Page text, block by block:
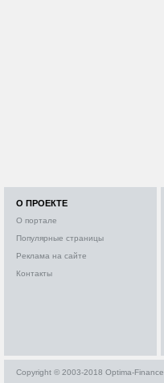
О ПРОЕКТЕ
О портале
Популярные страницы
Реклама на сайте
Контакты
Copyright © 2003-2018 Optima-Finance